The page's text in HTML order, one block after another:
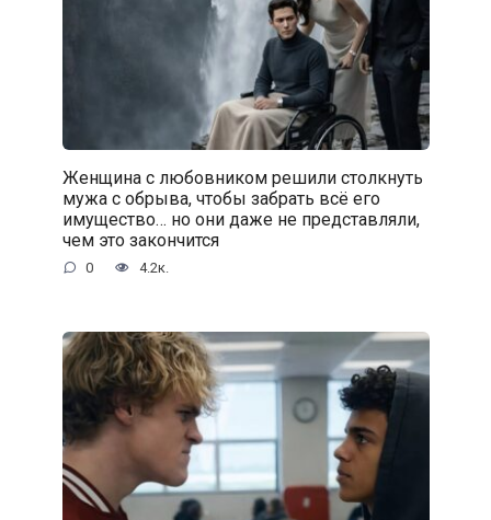
Женщина с любовником решили столкнуть
мужа с обрыва, чтобы забрать всё его
имущество… но они даже не представляли,
чем это закончится
0 4.2к.